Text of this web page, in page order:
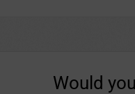
Would